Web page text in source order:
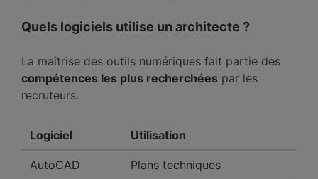
Quels logiciels utilise un architecte ?
La maîtrise des outils numériques fait partie des
compétences les plus recherchées par les
recruteurs.
Logiciel Utilisation
AutoCAD Plans techniques